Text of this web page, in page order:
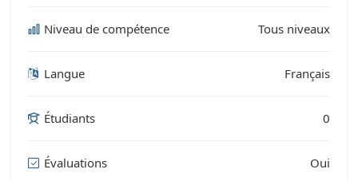
Niveau de compétence Tous niveaux
Langue Français
Étudiants 0
Évaluations Oui